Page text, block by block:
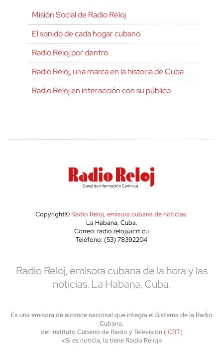
Misión Social de Radio Reloj
El sonido de cada hogar cubano
Radio Reloj por dentro
Radio Reloj, una marca en la historia de Cuba
Radio Reloj en interacción con su público
Copyright© Radio Reloj, emisora cubana de noticias.
La Habana, Cuba.
Correo: radio.reloj@icrt.cu
Teléfono: (53) 78392204
Radio Reloj, emisora cubana de la hora y las
noticias. La Habana, Cuba.
Es una emisora de alcance nacional que integra el Sistema de la Radio
Cubana,
del Instituto Cubano de Radio y Televisión (ICRT)
«Si es noticia, la tiene Radio Reloj»